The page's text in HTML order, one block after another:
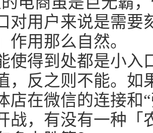
对用户来说是需要
作用那么自然。
使得到处都是小入
，反之则不能。如
店在微信的连接和
战，有没有一种「